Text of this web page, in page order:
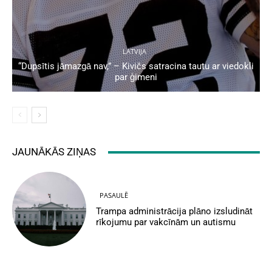
LATVIJA
“Dupsītis jāmazgā nav,” – Kivičs satracina tautu ar viedokli
par ģimeni
JAUNĀKĀS ZIŅAS
PASAULĒ
Trampa administrācija plāno izsludināt
rīkojumu par vakcīnām un autismu